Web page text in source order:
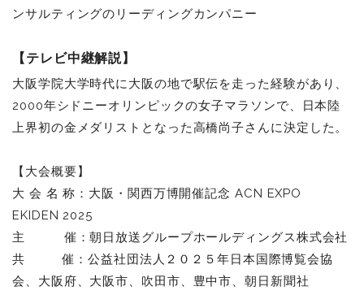
ンサルティングのリーディングカンパニー
【テレビ中継解説】
大阪学院大学時代に大阪の地で駅伝を走った経験があり、
2000年シドニーオリンピックの女子マラソンで、日本陸
上界初の金メダリストとなった高橋尚子さんに決定した。
【大会概要】
大 会 名 称：大阪・関西万博開催記念 ACN EXPO
EKIDEN 2025
主 催：朝日放送グループホールディングス株式会社
共 催：公益社団法人２０２５年日本国際博覧会協
会、大阪府、大阪市、吹田市、豊中市、朝日新聞社